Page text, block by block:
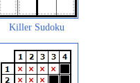
Killer Sudoku